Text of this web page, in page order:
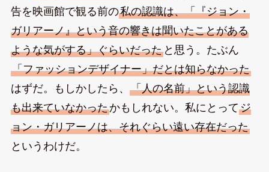
告を映画館で観る前の私の認識は、「『ジョン・
ガリアーノ』という音の響きは聞いたことがある
ような気がする」ぐらいだったと思う。たぶん
「ファッションデザイナー」だとは知らなかった
はずだ。もしかしたら、 「人の名前」という認識
も出来ていなかったかもしれない。私にとってジ
ョン・ガリアーノは、それぐらい遠い存在だった
というわけだ。